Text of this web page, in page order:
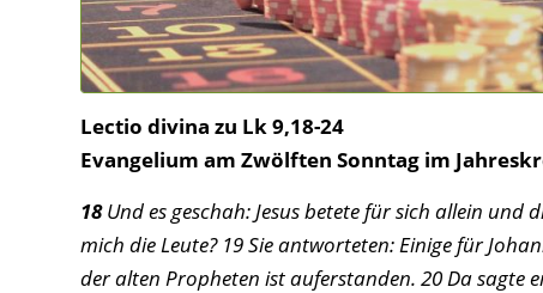
Lectio divina zu Lk 9,18-24
Evangelium am Zwölften Sonntag im
18Und es geschah: Jesus betete für sich allein und
mich die Leute? 19 Sie antworteten: Einige für
der alten Propheten ist auferstanden. 20 Da sagte